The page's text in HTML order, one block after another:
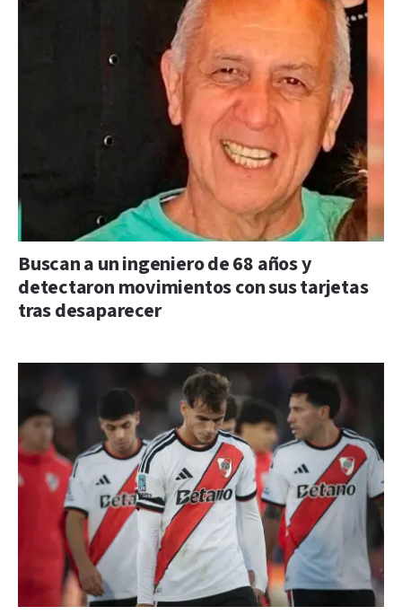
Buscan a un ingeniero de 68 años y
detectaron movimientos con sus tarjetas
tras desaparecer